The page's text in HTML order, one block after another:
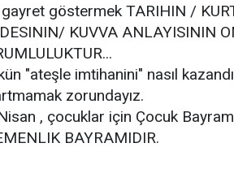
göstermek TARIHIN /
KUVVA ANLAYISININ
"ateşle imtihanini" nasıl
zorundayız.
, çocuklar için Çocuk
BAYRAMIDIR.